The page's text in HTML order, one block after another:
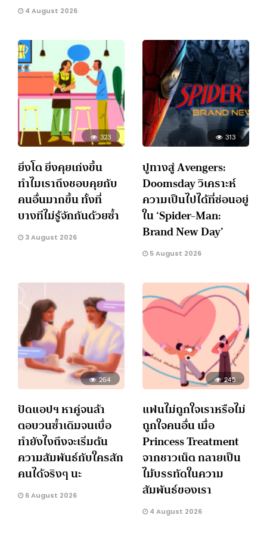
4 August 2026
323
ยิ่งโต ยิ่งคุยเก่งขึ้น
ทำไมเราถึงชอบคุยกับ
คนอื่นมากขึ้น ทั้งที่
บางทีไม่รู้จักกันด้วยซ้ำ
3 August 2026
313
ปูทางสู่ Avengers:
Doomsday วิเคราะห์
ความเป็นไปได้ที่ซ่อนอยู่
ใน ‘Spider-Man:
Brand New Day’
5 August 2026
264
ปัดแอปฯ หาคู่จนล้า
ตอบวนซ้ำเดิมจนเบื่อ
ทำยังไงถึงจะเริ่มต้น
ความสัมพันธ์กับใครสัก
คนได้จริงๆ นะ
6 August 2026
245
แฟนไม่ถูกใจเราหรือไม่
ถูกใจคนอื่น เมื่อ
Princess Treatment
จากชาวเน็ต กลายเป็น
ไม้บรรทัดในความ
สัมพันธ์ของเรา
4 August 2026